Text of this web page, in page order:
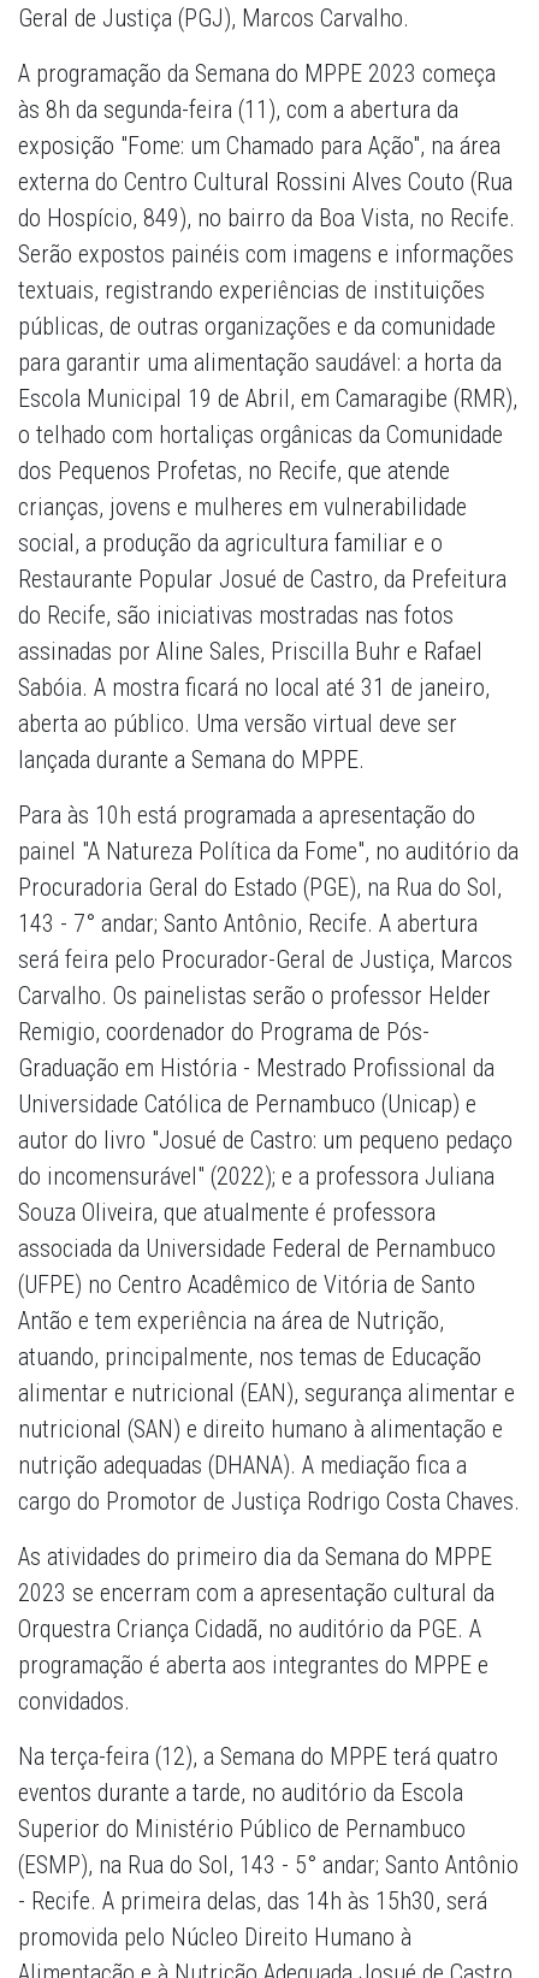
Geral de Justiça (PGJ), Marcos Carvalho.
A programação da Semana do MPPE 2023 começa
às 8h da segunda-feira (11), com a abertura da
exposição "Fome: um Chamado para Ação", na área
externa do Centro Cultural Rossini Alves Couto (Rua
do Hospício, 849), no bairro da Boa Vista, no Recife.
Serão expostos painéis com imagens e informações
textuais, registrando experiências de instituições
públicas, de outras organizações e da comunidade
para garantir uma alimentação saudável: a horta da
Escola Municipal 19 de Abril, em Camaragibe (RMR),
o telhado com hortaliças orgânicas da Comunidade
dos Pequenos Profetas, no Recife, que atende
crianças, jovens e mulheres em vulnerabilidade
social, a produção da agricultura familiar e o
Restaurante Popular Josué de Castro, da Prefeitura
do Recife, são iniciativas mostradas nas fotos
assinadas por Aline Sales, Priscilla Buhr e Rafael
Sabóia. A mostra ficará no local até 31 de janeiro,
aberta ao público. Uma versão virtual deve ser
lançada durante a Semana do MPPE.
Para às 10h está programada a apresentação do
painel "A Natureza Política da Fome", no auditório da
Procuradoria Geral do Estado (PGE), na Rua do Sol,
143 - 7° andar; Santo Antônio, Recife. A abertura
será feira pelo Procurador-Geral de Justiça, Marcos
Carvalho. Os painelistas serão o professor Helder
Remigio, coordenador do Programa de Pós-
Graduação em História - Mestrado Profissional da
Universidade Católica de Pernambuco (Unicap) e
autor do livro "Josué de Castro: um pequeno pedaço
do incomensurável" (2022); e a professora Juliana
Souza Oliveira, que atualmente é professora
associada da Universidade Federal de Pernambuco
(UFPE) no Centro Acadêmico de Vitória de Santo
Antão e tem experiência na área de Nutrição,
atuando, principalmente, nos temas de Educação
alimentar e nutricional (EAN), segurança alimentar e
nutricional (SAN) e direito humano à alimentação e
nutrição adequadas (DHANA). A mediação fica a
cargo do Promotor de Justiça Rodrigo Costa Chaves.
As atividades do primeiro dia da Semana do MPPE
2023 se encerram com a apresentação cultural da
Orquestra Criança Cidadã, no auditório da PGE. A
programação é aberta aos integrantes do MPPE e
convidados.
Na terça-feira (12), a Semana do MPPE terá quatro
eventos durante a tarde, no auditório da Escola
Superior do Ministério Público de Pernambuco
(ESMP), na Rua do Sol, 143 - 5° andar; Santo Antônio
- Recife. A primeira delas, das 14h às 15h30, será
promovida pelo Núcleo Direito Humano à